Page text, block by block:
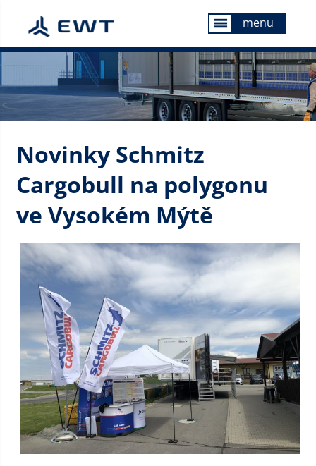
menu menu
Novinky Schmitz
Cargobull na polygonu
ve Vysokém Mýtě